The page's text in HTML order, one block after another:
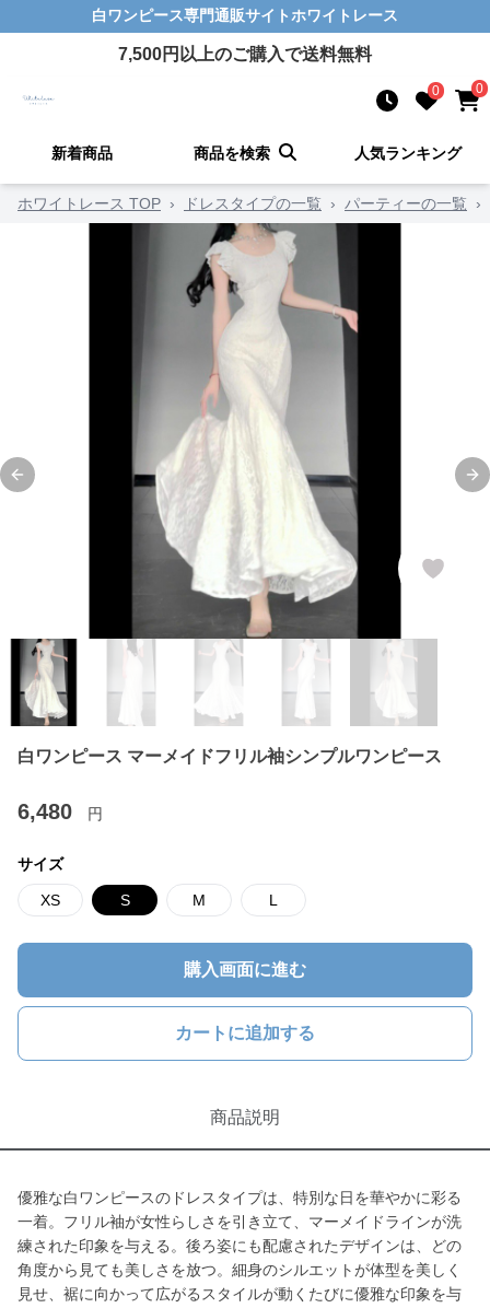
白ワンピース専門通販サイトホワイトレース
7,500円以上のご購入で送料無料
0 0
新着商品 商品を検索 人気ランキング
ホワイトレース TOP › ドレスタイプの一覧 › パーティーの一覧 ›
Previous slide
白ワンピース マーメイドフリル袖シンプルワンピース
6,480 円
サイズ
XS S M L
購入画面に進む
カートに追加する
商品説明
優雅な白ワンピースのドレスタイプは、特別な日を華やかに彩る
一着。フリル袖が女性らしさを引き立て、マーメイドラインが洗
練された印象を与える。後ろ姿にも配慮されたデザインは、どの
角度から見ても美しさを放つ。細身のシルエットが体型を美しく
見せ、裾に向かって広がるスタイルが動くたびに優雅な印象を与